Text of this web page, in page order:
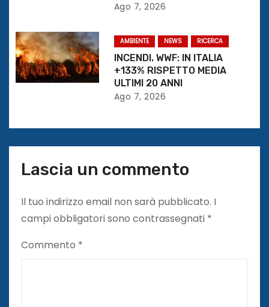
c
o
i
Ago 7, 2026
AMBIENTE NEWS RICERCA
INCENDI. WWF: IN ITALIA
+133% RISPETTO MEDIA
ULTIMI 20 ANNI
Ago 7, 2026
Lascia un commento
Il tuo indirizzo email non sarà pubblicato. I
campi obbligatori sono contrassegnati *
Commento *